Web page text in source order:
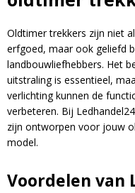
Oldtimer trekkers zijn niet
erfgoed, maar ook geliefd
landbouwliefhebbers. Het
uitstraling is essentieel,
verlichting kunnen de
verbeteren. Bij
zijn ontworpen voor jouw
model.
Voordelen van
Blijf op de
updates,
klantverhalen en
Email
Bevestig je
in je inbox. Deze